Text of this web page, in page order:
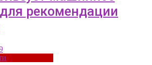
рекомендации